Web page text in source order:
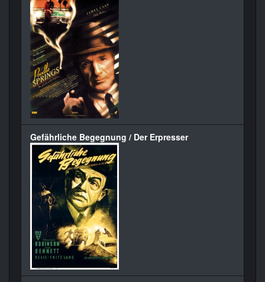
Gefährliche Begegnung / Der Erpresser